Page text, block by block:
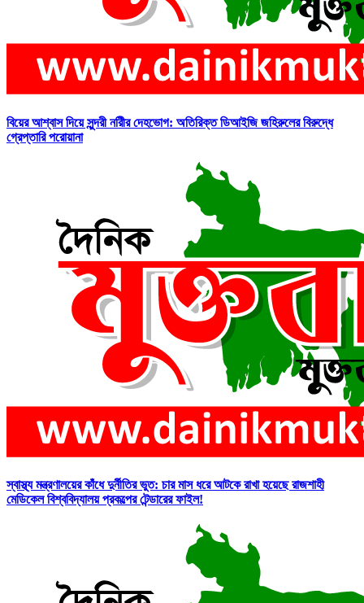
বিয়ের আশ্বাস দিয়ে সুন্দরী নরিীর দেহভোগ: অতিরিক্ত ডিআইজি জহিরুলের বিরুদ্ধে
গ্রেপ্তারি পরোয়ানা
স্বাস্থ্য মন্ত্রণালয়ের কাঁধে দুর্নীতির ভুত: চার মাস ধরে আটকে রাখা হয়েছে রাজশাহী
মেডিকেল বিশ্ববিদ্যালয় প্রকল্পের টেন্ডারের ফাইল!